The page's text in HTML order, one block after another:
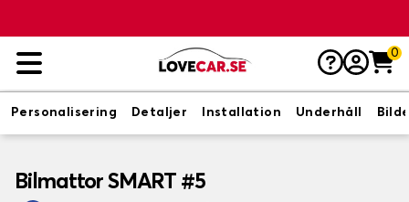
0
Personalisering Detaljer Installation Underhåll
Bilmattor SMART #5